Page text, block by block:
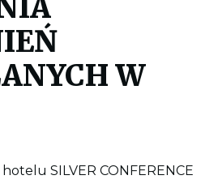
W
SILVER CONFERENCE